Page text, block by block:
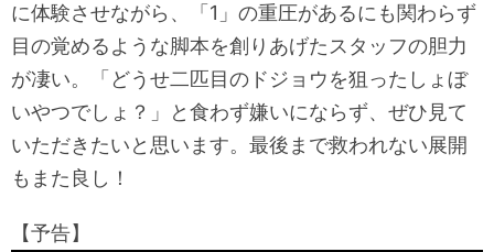
に体験させながら、「1」の重圧があるにも関わらず
目の覚めるような脚本を創りあげたスタッフの胆力
が凄い。「どうせ二匹目のドジョウを狙ったしょぼ
いやつでしょ？」と食わず嫌いにならず、ぜひ見て
いただきたいと思います。最後まで救われない展開
もまた良し！
【予告】